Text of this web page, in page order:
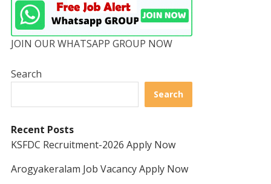
JOIN OUR WHATSAPP GROUP NOW
Search
Search
Recent Posts
KSFDC Recruitment-2026 Apply Now
Arogyakeralam Job Vacancy Apply Now